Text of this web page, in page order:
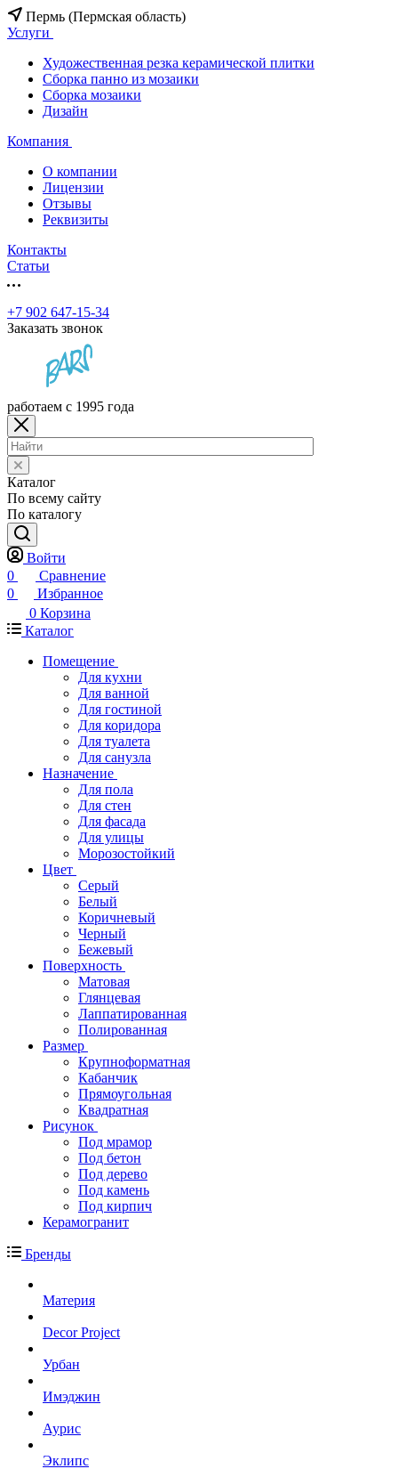
Пермь (Пермская область)
Услуги
Художественная резка керамической плитки
Сборка панно из мозаики
Сборка мозаики
Дизайн
Компания
О компании
Лицензии
Отзывы
Реквизиты
Контакты
Статьи
+7 902 647-15-34
Заказать звонок
работаем с 1995 года
Каталог
По всему сайту
По каталогу
Войти
0
Сравнение
0
Избранное
0 Корзина
Каталог
Помещение
Для кухни
Для ванной
Для гостиной
Для коридора
Для туалета
Для санузла
Назначение
Для пола
Для стен
Для фасада
Для улицы
Морозостойкий
Цвет
Серый
Белый
Коричневый
Черный
Бежевый
Поверхность
Матовая
Глянцевая
Лаппатированная
Полированная
Размер
Крупноформатная
Кабанчик
Прямоугольная
Квадратная
Рисунок
Под мрамор
Под бетон
Под дерево
Под камень
Под кирпич
Керамогранит
Бренды
Материя
Decor Project
Урбан
Имэджин
Аурис
Эклипс